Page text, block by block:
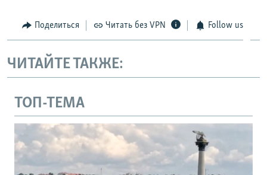
Поделиться Читать без VPN Follow us
ЧИТАЙТЕ ТАКЖЕ:
ТОП-ТЕМА